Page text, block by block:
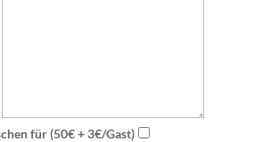
für (50€ + 3€/Gast)